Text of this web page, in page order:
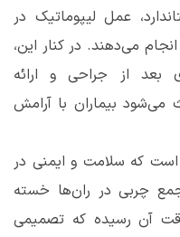
عمل لیپوماتیک در
می‌دهند. در کنار این،
بعد از جراحی و ارائه
می‌شود بیماران با آرامش
است که سلامت و ایمنی در
چربی در ران‌ها خسته
آن رسیده که تصمیمی